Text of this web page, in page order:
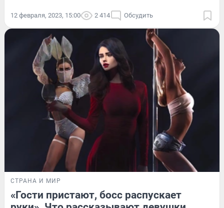
12 февраля, 2023, 15:00 2 414 Обсудить
СТРАНА И МИР
«Гости пристают, босс распускает